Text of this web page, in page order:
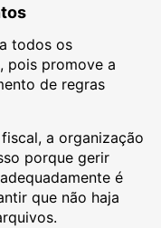
todos os
pois promove a
de regras
a organização
porque gerir
é
que não haja